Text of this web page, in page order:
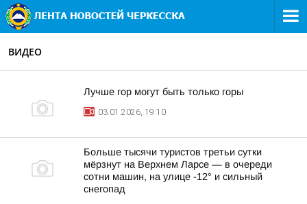
ВИДЕО
Лучше гор могут быть только горы
03.01.2026, 19:10
Больше тысячи туристов третьи сутки
мёрзнут на Верхнем Ларсе — в очереди
сотни машин, на улице -12° и сильный
снегопад